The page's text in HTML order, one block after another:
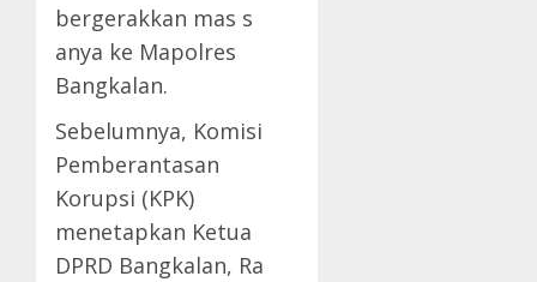
bergerakkan mas s
anya ke Mapolres
Bangkalan.
Sebelumnya, Komisi
Pemberantasan
Korupsi (KPK)
menetapkan Ketua
DPRD Bangkalan, Ra